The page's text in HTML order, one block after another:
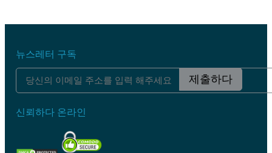
뉴스레터 구독
제출하다
신뢰하다 온라인